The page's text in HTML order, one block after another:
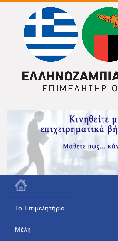
Το Eπιμελητήριο
Μέλη